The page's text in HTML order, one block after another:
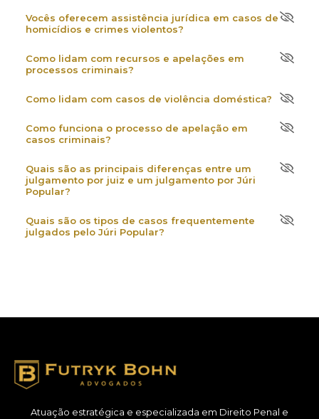
Vocês oferecem assistência jurídica em casos de
homicídios e crimes violentos?
Como lidam com recursos e apelações em
processos criminais?
Como lidam com casos de violência doméstica?
Como funciona o processo de apelação em
casos criminais?
Quais são as principais diferenças entre um
julgamento por juiz e um julgamento por Júri
Popular?
Quais são os tipos de casos frequentemente
julgados pelo Júri Popular?
Atuação estratégica e especializada em Direito Penal e